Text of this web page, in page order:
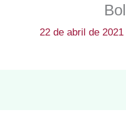
22 de abril de 2021